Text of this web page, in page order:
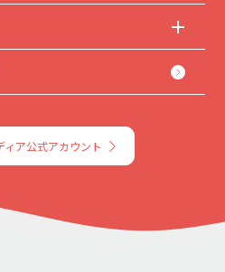
ィア公式アカウント